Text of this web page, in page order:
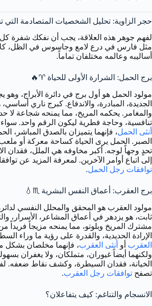
حجر الزاوية: تحليل الشخصيات المتصادمة التي
لفهم جوهر هذه العلاقة، يجب أن نفكك شفرة
مثل فارس في درع لامع وجاسوس في الظل،
أساليبه وعالمه مختلفان تماماً.
برج الحمل: الشرارة الأولى للحياة ♈️🔥
مولود الحمل هو أول برج في دائرة الأبراج، وهو
الجديدة، المبادرة، والاندفاع. كبرج ناري أساسي،
والمغامر. يحكمه المريخ، مما يمنحه شجاعة لا
تنافسية، وحاجة فطرية ليكون الرقم واحد.
أنثى الحمل، فإنهما يتميزان بالصدق المباشر،
الصبر. الحمل يرى الحياة كساحة معركة أو
تحدٍ وجهاً لوجه. أكبر مخاوفه هي الملل، فقدان
إلى اتباع أوامر الآخرين. لمعرفة المزيد عن
توافقات رجل الحمل.
برج العقرب: أعماق النفس البشرية ♏️💧
مولود العقرب هو المحقق والمحلل النفسي
ثابت، هو يزدهر في أعماق المشاعر، الأسرار،
مشترك المريخ وبلوتو، مما يمنحه مزيجاً فريداً
الإرادة الحديدية، والقدرة على رؤية ما وراء
العقرب أو أنثى العقرب، فإنهما مخلصان بشكل
ولكنهما أيضاً غيوران، متملكان، ولا يغفران
الخيانة، فقدان السيطرة، وكشف نقاط ضعفه.
تصفح توافقات رجل العقرب.
الانسجام والتناغم: كيف يتفاعلان؟